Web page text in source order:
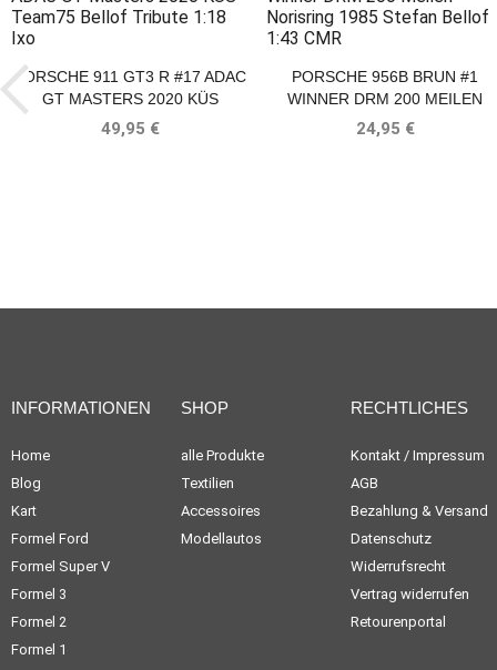
PORSCHE 911 GT3 R #17 ADAC
GT MASTERS 2020 KÜS
TEAM75 BELLOF TRIBUTE
49,95 €
PORSCHE 956B BRUN #1
WINNER DRM 200 MEILEN
NORISRING 1985 STEFAN
BELLOF
24,95 €
INFORMATIONEN
Home
Blog
Kart
Formel Ford
Formel Super V
Formel 3
Formel 2
Formel 1
SHOP
alle Produkte
Textilien
Accessoires
Modellautos
RECHTLICHES
Kontakt / Impressum
AGB
Bezahlung & Versand
Datenschutz
Widerrufsrecht
Vertrag widerrufen
Retourenportal